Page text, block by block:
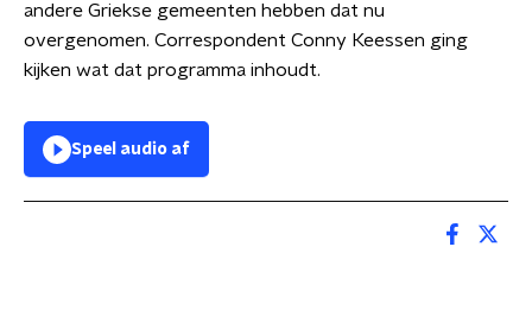
andere Griekse gemeenten hebben dat nu
overgenomen. Correspondent Conny Keessen ging
kijken wat dat programma inhoudt.
Speel audio af